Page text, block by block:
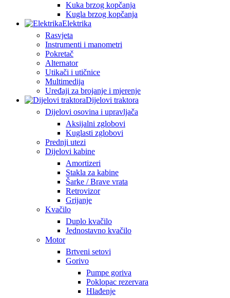
Kuka brzog kopčanja
Kugla brzog kopčanja
Elektrika
Rasvjeta
Instrumenti i manometri
Pokretač
Alternator
Utikači i utičnice
Multimedija
Uređaji za brojanje i mjerenje
Dijelovi traktora
Dijelovi osovina i upravljača
Aksijalni zglobovi
Kuglasti zglobovi
Prednji utezi
Dijelovi kabine
Amortizeri
Stakla za kabine
Šarke / Brave vrata
Retrovizor
Grijanje
Kvačilo
Duplo kvačilo
Jednostavno kvačilo
Motor
Brtveni setovi
Gorivo
Pumpe goriva
Poklopac rezervara
Hlađenje